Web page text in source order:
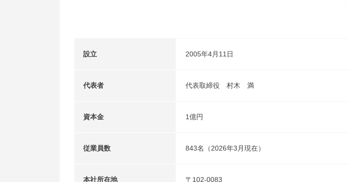
設立 2005年4月11日
代表者 代表取締役 村木 満
資本金 1億円
従業員数 843名（2026年3月現在）
本社所在地 〒102-0083